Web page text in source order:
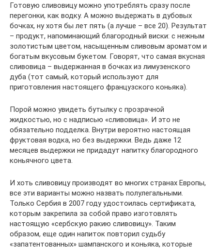
Готовую сливовицу можно употреблять сразу после
перегонки, как водку. А можно выдержать в дубовых
бочках, ну хотя бы лет пять (а лучше – все 20). Результат
– продукт, напоминающий благородный виски: с нежным
золотистым цветом, насыщенным сливовым ароматом и
богатым вкусовым букетом. Говорят, что самая вкусная
сливовица – выдержанная в бочках из лимузенского
дуба (тот самый, который используют для
приготовления настоящего французского коньяка).
Порой можно увидеть бутылку с прозрачной
жидкостью, но с надписью «сливовица». И это не
обязательно подделка. Внутри вероятно настоящая
фруктовая водка, но без выдержки. Ведь даже 12
месяцев выдержки не придадут напитку благородного
коньячного цвета.
И хоть сливовицу производят во многих странах Европы,
все эти варианты можно назвать полулегальными.
Только Сербия в 2007 году удостоилась сертификата,
которым закрепила за собой право изготовлять
настоящую «сербскую ракию сливовицу». Таким
образом, еще один напиток повторил судьбу
«запатентованных» шампанского и коньяка, которые